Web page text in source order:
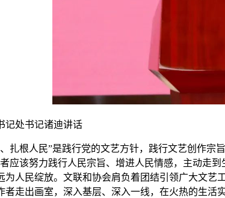
记处书记诸迪讲话
扎根人民”是践行党的文艺方针，践行文艺创作
应该努力践行人民宗旨、增进人民情感，主动走
为人民绽放。文联和协会肩负着团结引领广大文
者走出画室，深入基层、深入一线，在火热的生